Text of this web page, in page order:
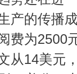
产的传播
费为2500
从14美元